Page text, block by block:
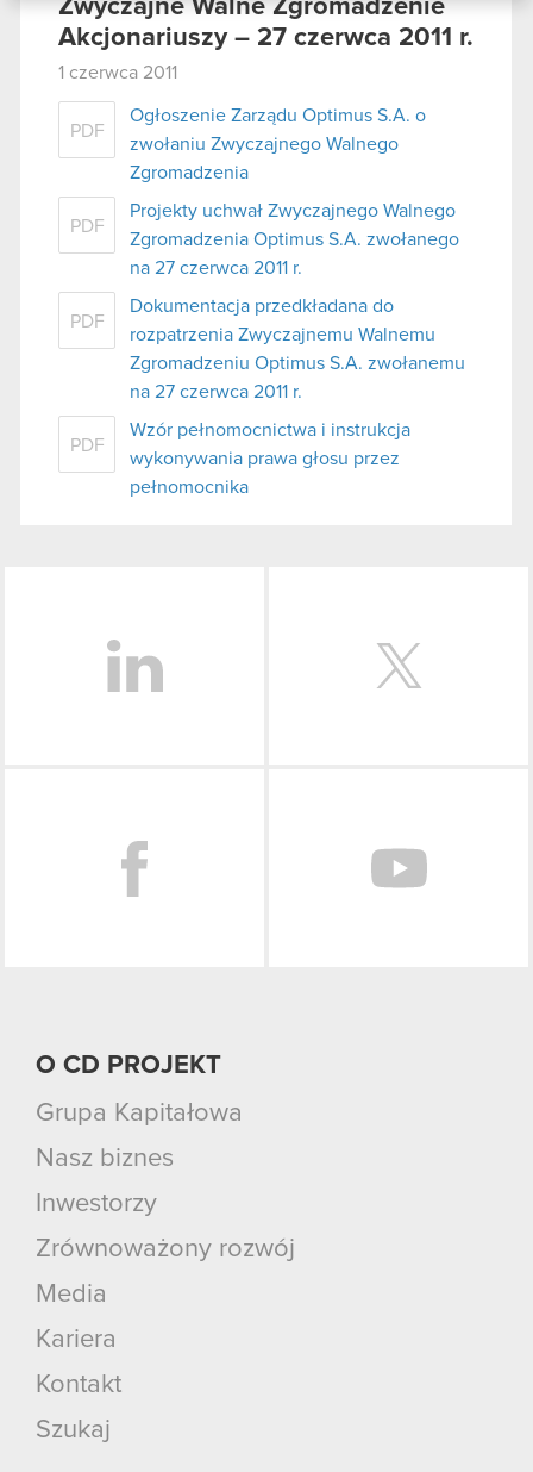
podczas korzystania z ich usług. Kontynuując
Zwyczajne Walne Zgromadzenie
Akcjonariuszy – 27 czerwca 2011 r.
1 czerwca 2011
PDF
Ogłoszenie Zarządu Optimus S.A. o
zwołaniu Zwyczajnego Walnego
Zgromadzenia
PDF
Projekty uchwał Zwyczajnego Walnego
Zgromadzenia Optimus S.A. zwołanego
na 27 czerwca 2011 r.
PDF
Dokumentacja przedkładana do
rozpatrzenia Zwyczajnemu Walnemu
Zgromadzeniu Optimus S.A. zwołanemu
na 27 czerwca 2011 r.
PDF
Wzór pełnomocnictwa i instrukcja
wykonywania prawa głosu przez
pełnomocnika
O CD PROJEKT
Grupa Kapitałowa
Nasz biznes
Inwestorzy
Zrównoważony rozwój
Media
Kariera
Kontakt
Szukaj